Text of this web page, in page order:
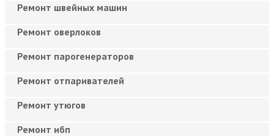
Ремонт швейных машин
Ремонт оверлоков
Ремонт парогенераторов
Ремонт отпаривателей
Ремонт утюгов
Ремонт ибп